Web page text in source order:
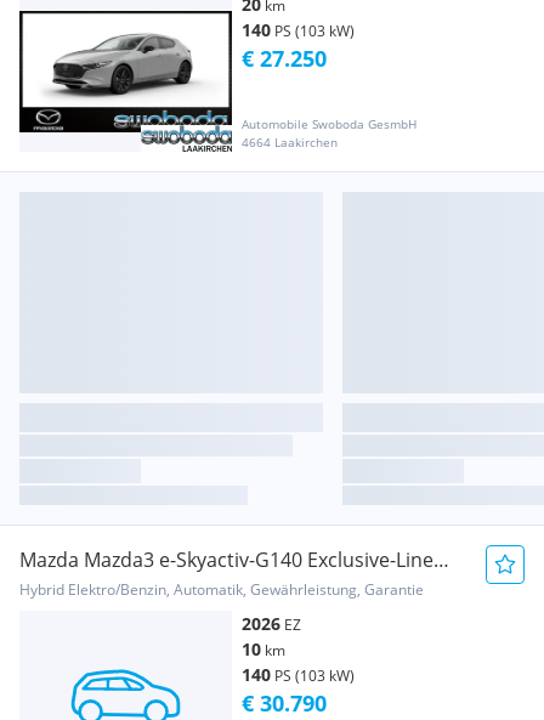
km
140 PS (103 kW)
Automobile Swoboda GesmbH
4664 Laakirchen
€ 27.250
Mazda Mazda3 e-Skyactiv-G140 Exclusive-Line
Aut.
Hybrid Elektro/Benzin, Automatik, Gewährleistung, Garantie
2026 EZ
10 km
140 PS (103 kW)
€ 30.790